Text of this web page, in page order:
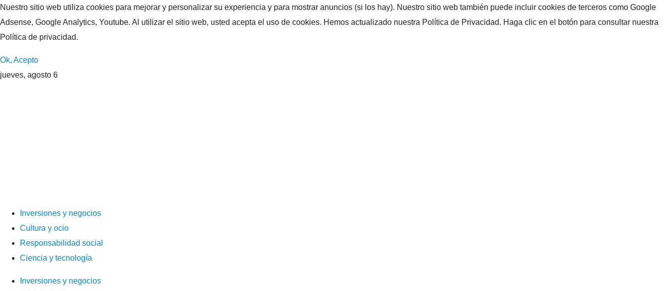
Nuestro sitio web utiliza cookies para mejorar y personalizar su experiencia y para mostrar anuncios (si los hay). Nuestro sitio web también puede incluir cookies de terceros como Google
Adsense, Google Analytics, Youtube. Al utilizar el sitio web, usted acepta el uso de cookies. Hemos actualizado nuestra Política de Privacidad. Haga clic en el botón para consultar nuestra
Política de privacidad.
Ok, Acepto
jueves, agosto 6
Inversiones y negocios
Cultura y ocio
Responsabilidad social
Ciencia y tecnología
Inversiones y negocios